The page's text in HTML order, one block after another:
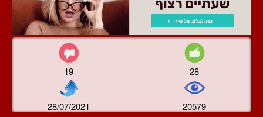
19 28
28/07/2021 20579